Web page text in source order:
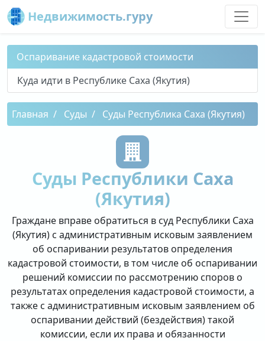
Недвижимость.гуру
Оспаривание кадастровой стоимости
Куда идти в Республике Саха (Якутия)
Главная Суды Суды Республика Саха (Якутия)
Суды Республики Саха
(Якутия)
Граждане вправе обратиться в суд Республики Саха
(Якутия) с административным исковым заявлением
об оспаривании результатов определения
кадастровой стоимости, в том числе об оспаривании
решений комиссии по рассмотрению споров о
результатах определения кадастровой стоимости, а
также с административным исковым заявлением об
оспаривании действий (бездействия) такой
комиссии, если их права и обязанности